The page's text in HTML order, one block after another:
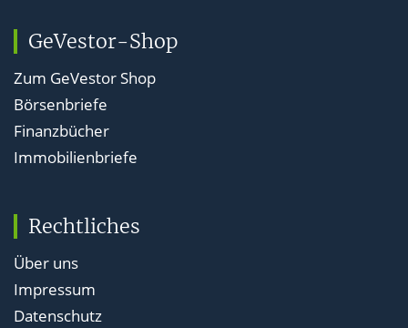
GeVestor-Shop
Zum GeVestor Shop
Börsenbriefe
Finanzbücher
Immobilienbriefe
Rechtliches
Über uns
Impressum
Datenschutz